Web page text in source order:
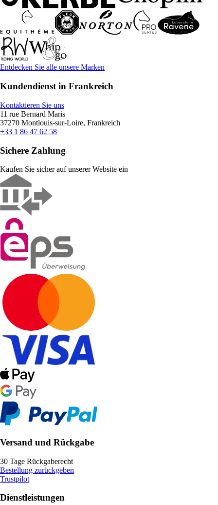
Entdecken Sie alle unsere Marken
Kundendienst in Frankreich
Kontaktieren Sie uns
11 rue Bernard Maris
37270 Montlouis-sur-Loire, Frankreich
+33 1 86 47 62 58
Sichere Zahlung
Kaufen Sie sicher auf unserer Website ein
Versand und Rückgabe
30 Tage Rückgaberecht
Bestellung zurückgeben
Trustpilot
Dienstleistungen